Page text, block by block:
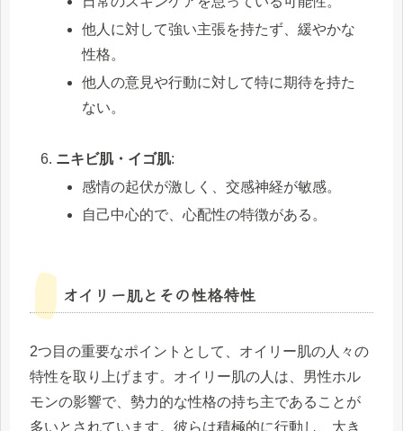
他人に対して強い主張を持たず、緩やかな
性格。
他人の意見や行動に対して特に期待を持た
ない。
ニキビ肌・イゴ肌:
感情の起伏が激しく、交感神経が敏感。
自己中心的で、心配性の特徴がある。
オイリー肌とその性格特性
2つ目の重要なポイントとして、オイリー肌の人々の
特性を取り上げます。オイリー肌の人は、男性ホル
モンの影響で、勢力的な性格の持ち主であることが
多いとされています。彼らは積極的に行動し、大き